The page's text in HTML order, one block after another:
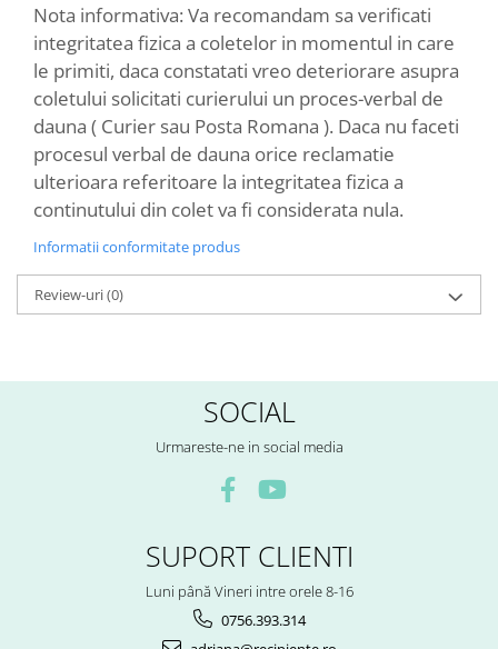
Nota informativa: Va recomandam sa verificati
integritatea fizica a coletelor in momentul in care
le primiti, daca constatati vreo deteriorare asupra
coletului solicitati curierului un proces-verbal de
dauna ( Curier sau Posta Romana ). Daca nu faceti
procesul verbal de dauna orice reclamatie
ulterioara referitoare la integritatea fizica a
continutului din colet va fi considerata nula.
Informatii conformitate produs
Review-uri(0)
SOCIAL
Urmareste-ne in social media
SUPORT CLIENTI
Luni până Vineri intre orele 8-16
0756.393.314